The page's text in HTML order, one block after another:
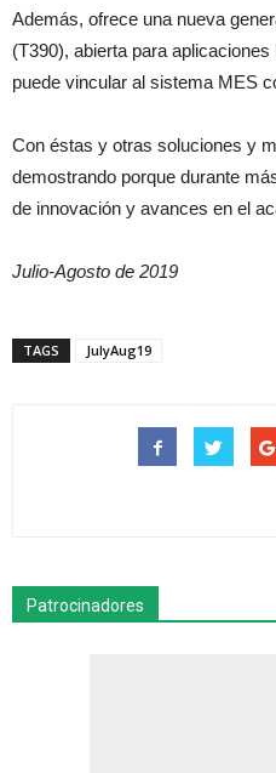
Además, ofrece una nueva
(T390), abierta para
puede vincular al sistema MES
Con éstas y otras soluciones y
demostrando porque durante
de innovación y avances en el
Julio-Agosto de 2019
TAGS JulyAug19
Patrocinadores